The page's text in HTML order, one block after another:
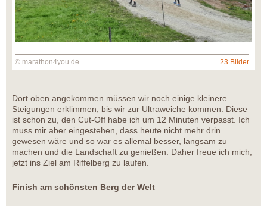
© marathon4you.de 23 Bilder
Dort oben angekommen müssen wir noch einige kleinere
Steigungen erklimmen, bis wir zur Ultraweiche kommen. Diese
ist schon zu, den Cut-Off habe ich um 12 Minuten verpasst. Ich
muss mir aber eingestehen, dass heute nicht mehr drin
gewesen wäre und so war es allemal besser, langsam zu
machen und die Landschaft zu genießen. Daher freue ich mich,
jetzt ins Ziel am Riffelberg zu laufen.
Finish am schönsten Berg der Welt